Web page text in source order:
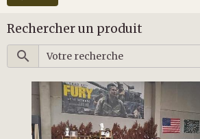
Rechercher un produit